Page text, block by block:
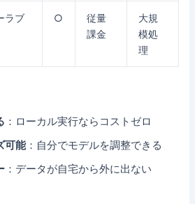
ラブ
○
従量
課金
大規
模処
理
：ローカル実行ならコストゼロ
可能：自分でモデルを調整できる
：データが自宅から外に出ない